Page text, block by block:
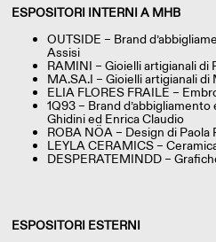
ESPOSITORI INTERNI A MHB
OUTSIDE – Brand
Assisi
RAMINI – Gioielli artigianali di
MA.SA.I – Gioielli artigianali di
ELIA FLORES FRAILE –
1Q93 – Brand
Ghidini ed Enrica Claudio
ROBA NÖA – Design di Paola
LEYLA CERAMICS –
DESPERATEMINDD –
ESPOSITORI ESTERNI